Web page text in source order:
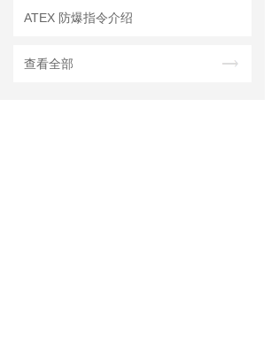
ATEX 防爆指令介绍
查看全部